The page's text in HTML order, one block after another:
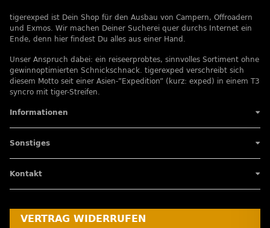
tigerexped ist Dein Shop für den Ausbau von Campern, Offroadern
und Exmos. Wir machen Deiner Sucherei quer durchs Internet ein
Ende, denn hier findest Du alles aus einer Hand.
Unser Anspruch dabei: ein reiseerprobtes, sinnvolles Sortiment ohne
gewinnoptimierten Schnickschnack. tigerexped verschreibt sich
diesem Motto seit einer Asien-”Expedition” (kurz: exped) in einem T3
syncro mit tiger-Streifen.
Informationen
Sonstiges
Kontakt
VERTRAG WIDERRUFEN